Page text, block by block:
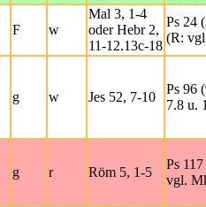
F w
Mal 3, 1-4
oder Hebr 2,
11-12.13c-18
Ps 24
(R:
g w Jes 52, 7-10
Ps 96
7.8 u.
g r Röm 5, 1-5
Ps
vgl.